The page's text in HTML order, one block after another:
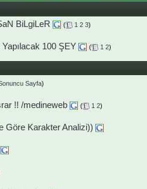
BiLgiLeR ( 1 2 3)
100 ŞEY ( 1 2)
Sayfa)
!! /medineweb ( 1 2)
Göre Karakter Analizi))